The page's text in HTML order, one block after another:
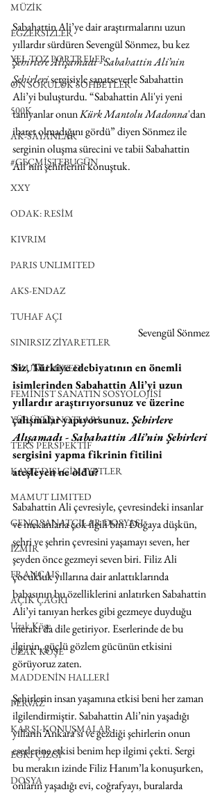
MÜZİK
EGZERSİZLER
YEL TOZ PORTRELER
ON SORULUK SOHBETLER
500K
AK-SAYANLAR
#GEÇMİŞTEBUGÜN
XXY
ODAK: RESİM
KIVRIM
PARIS UNLIMITED
AKS-ENDAZ
TUHAF AÇI
SINIRSIZ ZİYARETLER
NY UNLIMITED
FEMİNİST SANATIN SOSYOLOJİSİ
YÜRÜYÜŞ NOTLARI
TERS PERSPEKTİF
KAYIT DIŞI CİNAYETLER
MAMUT LIMITED
GENÇ SANATÇILAR DOSYASI
İZMİR
FRANÇAIS
AÇIK ÇAĞRI
Uzak Köşe
UZAK KÖŞE
MADDENİN HALLERİ
PERVAZ
KARŞI-KONUŞMALAR
EĞRİ ÇİZGİ
DOSYA
Sabahattin Ali’ye dair araştırmalarını uzun
yıllardır sürdüren Sevengül Sönmez, bu kez
Şehirlere Alışamadı - Sabahattin Ali’nin
Şehirleri sergisiyle sanatseverle Sabahattin
Ali’yi buluşturdu. “Sabahattin Ali'yi yeni
tanıyanlar onun Kürk Mantolu Madonna'dan
ibaret olmadığını gördü” diyen Sönmez ile
serginin oluşma sürecini ve tabii Sabahattin
Ali’nin şehirlerini konuştuk.
Sevengül Sönmez
Siz, Türkiye edebiyatının en önemli
isimlerinden Sabahattin Ali’yi uzun
yıllardır araştırıyorsunuz ve üzerine
çalışmalar yapıyorsunuz. Şehirlere
Alışamadı - Sabahattin Ali’nin Şehirleri
sergisini yapma fikrinin fitilini
ateşleyen ne oldu?
Sabahattin Ali çevresiyle, çevresindeki insanlar
ve mekânlarla çok ilgili biri. Doğaya düşkün,
şehri ve şehrin çevresini yaşamayı seven, her
şeyden önce gezmeyi seven biri. Filiz Ali
çocukluk yıllarına dair anlattıklarında
babasının bu özelliklerini anlatırken Sabahattin
Ali’yi tanıyan herkes gibi gezmeye duyduğu
merakı da dile getiriyor. Eserlerinde de bu
ilginin, güçlü gözlem gücünün etkisini
görüyoruz zaten.
Şehirlerin insan yaşamına etkisi beni her zaman
ilgilendirmiştir. Sabahattin Ali’nin yaşadığı
yılların Ankara’sı ve gezdiği şehirlerin onun
eserlerine etkisi benim hep ilgimi çekti. Sergi
bu merakın izinde Filiz Hanım’la konuşurken,
onların yaşadığı evi, coğrafyayı, buralarda